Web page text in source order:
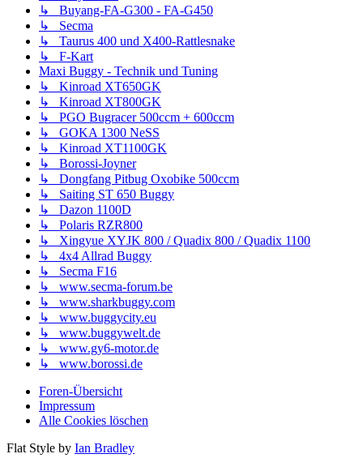
↳ Buyang-FA-G300 - FA-G450
↳ Secma
↳ Taurus 400 und X400-Rattlesnake
↳ F-Kart
Maxi Buggy - Technik und Tuning
↳ Kinroad XT650GK
↳ Kinroad XT800GK
↳ PGO Bugracer 500ccm + 600ccm
↳ GOKA 1300 NeSS
↳ Kinroad XT1100GK
↳ Borossi-Joyner
↳ Dongfang Pitbug Oxobike 500ccm
↳ Saiting ST 650 Buggy
↳ Dazon 1100D
↳ Polaris RZR800
↳ Xingyue XYJK 800 / Quadix 800 / Quadix 1100
↳ 4x4 Allrad Buggy
↳ Secma F16
↳ www.secma-forum.be
↳ www.sharkbuggy.com
↳ www.buggycity.eu
↳ www.buggywelt.de
↳ www.gy6-motor.de
↳ www.borossi.de
Foren-Übersicht
Impressum
Alle Cookies löschen
Flat Style by Ian Bradley